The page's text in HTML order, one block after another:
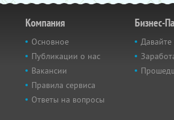
Компания
Основное
Публикации о нас
Вакансии
Правила сервиса
Ответы на вопросы
Бизнес-